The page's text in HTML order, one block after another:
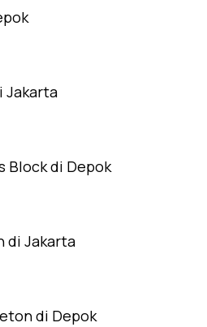
Jakarta
Block di Depok
di Jakarta
di Depok